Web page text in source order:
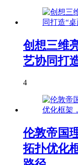
创想三维
艺协同打
4
伦敦帝国
拓扑优化